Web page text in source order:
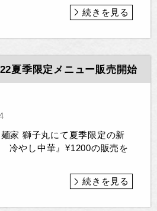
続きを見る
夏季限定メニュー販売開始
家 獅子丸にて夏季限定の新
冷やし中華』¥1200の販売を
続きを見る